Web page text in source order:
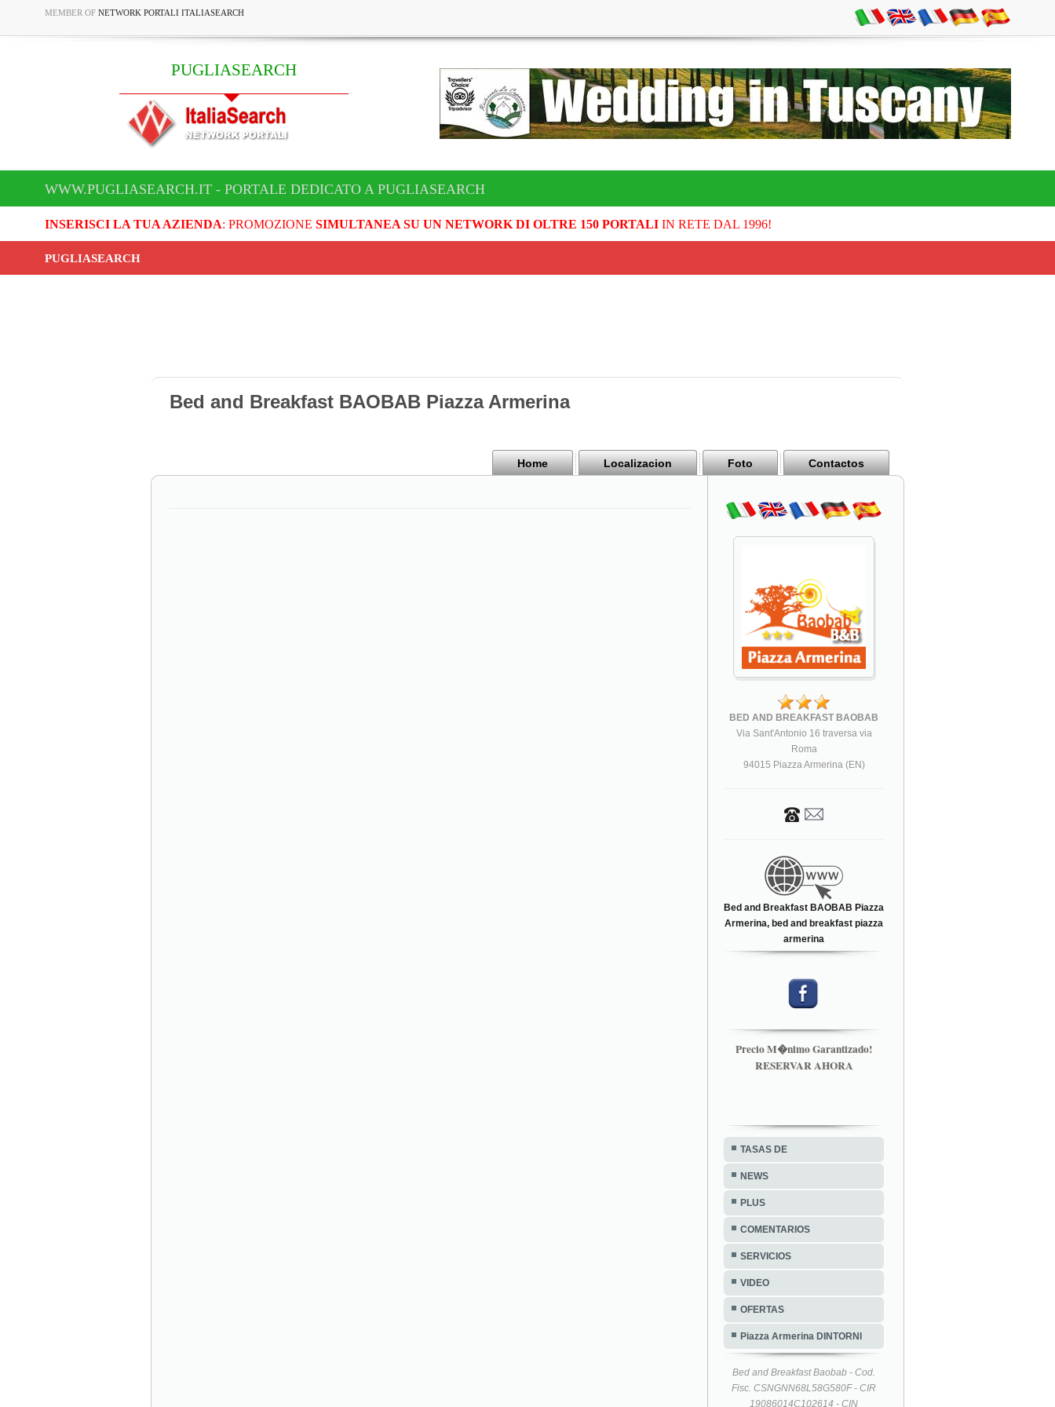
MEMBER OF NETWORK PORTALI ITALIASEARCH
PUGLIASEARCH
WWW.PUGLIASEARCH.IT - PORTALE DEDICATO A PUGLIASEARCH
INSERISCI LA TUA AZIENDA: PROMOZIONE SIMULTANEA SU UN NETWORK DI OLTRE 150 PORTALIIN RETE DAL 1996!
PUGLIASEARCH
Bed and Breakfast BAOBAB Piazza Armerina
Home Localizacion Foto Contactos
BED AND BREAKFAST BAOBAB
Via Sant'Antonio 16 traversa via
Roma
94015 Piazza Armerina (EN)
Bed and Breakfast BAOBAB Piazza
Armerina, bed and breakfast piazza
armerina
Precio M�nimo Garantizado!
RESERVAR AHORA
TASAS DE
NEWS
PLUS
COMENTARIOS
SERVICIOS
VIDEO
OFERTAS
Piazza Armerina DINTORNI
Bed and Breakfast Baobab - Cod.
Fisc. CSNGNN68L58G580F - CIR
19086014C102614 - CIN